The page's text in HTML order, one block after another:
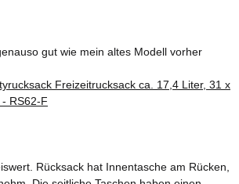
gut wie mein altes Modell vorher
Rücksack hat Innentasche am Rücken,